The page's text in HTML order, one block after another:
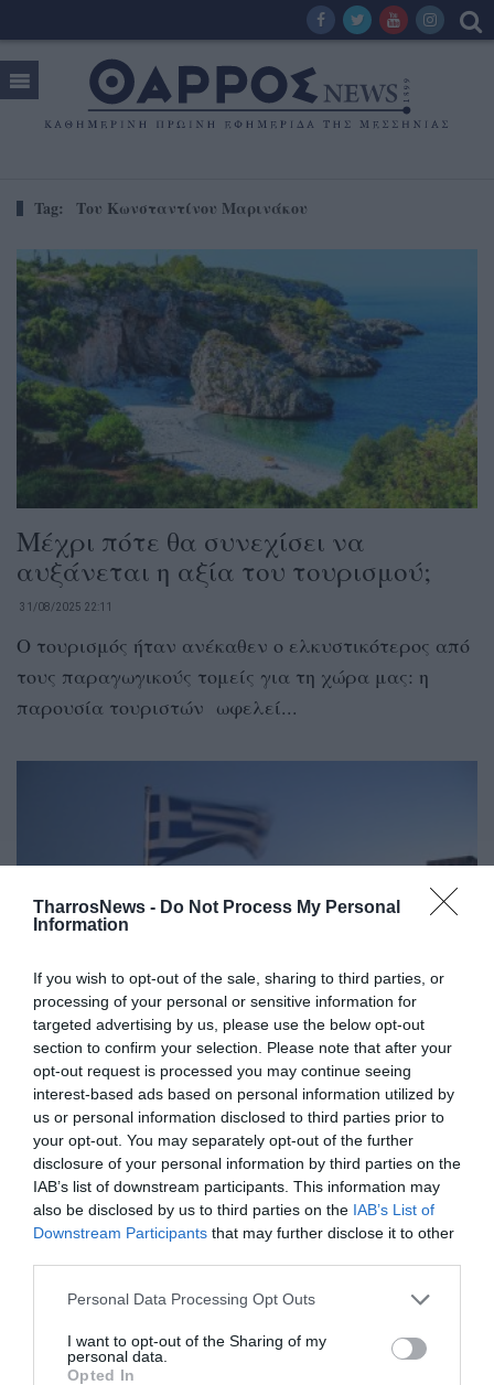
TharrosNews - Do Not Process My Personal
Information
If you wish to opt-out of the sale, sharing to third parties, or
processing of your personal or sensitive information for
targeted advertising by us, please use the below opt-out
section to confirm your selection. Please note that after your
opt-out request is processed you may continue seeing
interest-based ads based on personal information utilized by
us or personal information disclosed to third parties prior to
your opt-out. You may separately opt-out of the further
disclosure of your personal information by third parties on the
IAB’s list of downstream participants. This information may
also be disclosed by us to third parties on the IAB’s List of
Downstream Participants that may further disclose it to other
Personal Data Processing Opt Outs
I want to opt-out of the Sharing of my
personal data.
Opted In
Tag: Του Κωνσταντίνου Μαρινάκου
Μέχρι πότε θα συνεχίσει να
αυξάνεται η αξία του τουρισμού;
31/08/2025 22:11
Ο τουρισμός ήταν ανέκαθεν ο ελκυστικότερος από
τους παραγωγικούς τομείς για τη χώρα μας: η
παρουσία τουριστών ωφελεί...
Τουρισμός & Ελληνικό ΑΕΠ:
Στρατηγική επιτυχία ή ένα σήμα
κινδύνου για την ελληνική
οικονομία;
29/07/2025 18:34
Πρόσφατα στοιχεία για την ελληνική οικονομία
αναφέρουν με έμφαση ότι η άμεση συνεισφορά